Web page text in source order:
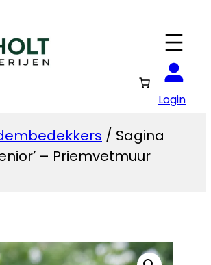
Login
/ Sagina
– Priemvetmuur